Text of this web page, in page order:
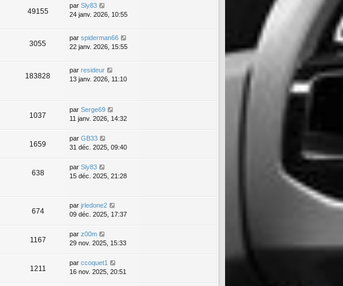
49155
par Sly83
24 janv. 2026, 10:55
3055
par spiderman66
22 janv. 2026, 15:55
183828
par resideur
13 janv. 2026, 11:10
1037
par Serge69
11 janv. 2026, 14:32
1659
par GB33
31 déc. 2025, 09:40
638
par Sly83
15 déc. 2025, 21:28
674
par jrledone2
09 déc. 2025, 17:37
1167
par z00m
29 nov. 2025, 15:33
1211
par ccoquet1
16 nov. 2025, 20:51